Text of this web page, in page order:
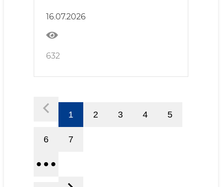
(SACCI).
16.07.2026
632
1 2 3 4 5
6 7